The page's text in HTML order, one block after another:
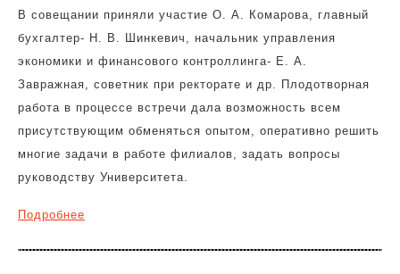
В совещании приняли участие О. А. Комарова, главный
бухгалтер- Н. В. Шинкевич, начальник управления
экономики и финансового контроллинга- Е. А.
Завражная, советник при ректорате и др. Плодотворная
работа в процессе встречи дала возможность всем
присутствующим обменяться опытом, оперативно решить
многие задачи в работе филиалов, задать вопросы
руководству Университета.
Подробнее